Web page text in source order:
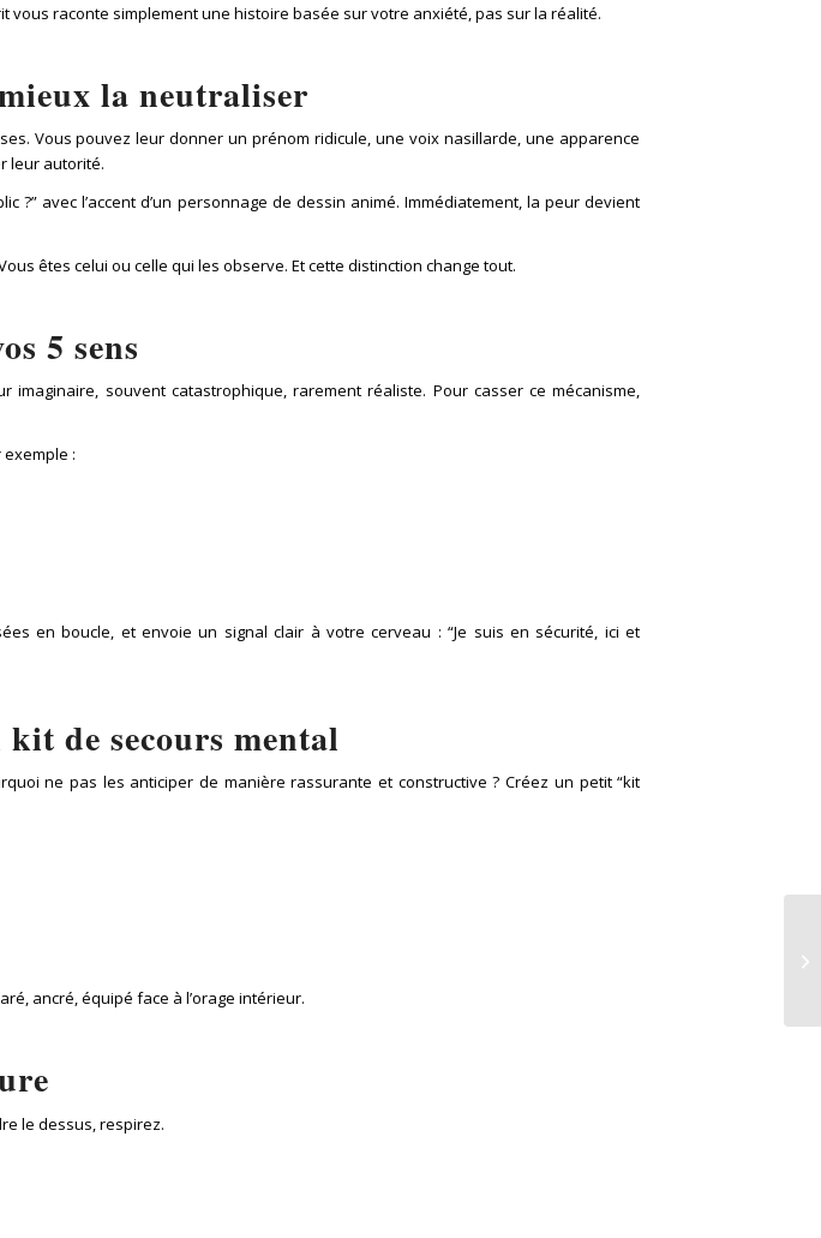
vous raconte simplement une histoire basée sur votre anxiété, pas sur la réalité.
la neutraliser
Vous pouvez leur donner un prénom ridicule, une voix nasillarde, une apparence
leur autorité.
avec l’accent d’un personnage de dessin animé. Immédiatement, la peur devient
êtes celui ou celle qui les observe. Et cette distinction change tout.
5 sens
souvent catastrophique, rarement réaliste. Pour casser ce mécanisme,
:
en boucle, et envoie un signal clair à votre cerveau : “Je suis en sécurité, ici et
de secours mental
ne pas les anticiper de manière rassurante et constructive ? Créez un petit “kit
ancré, équipé face à l’orage intérieur.
le dessus, respirez.